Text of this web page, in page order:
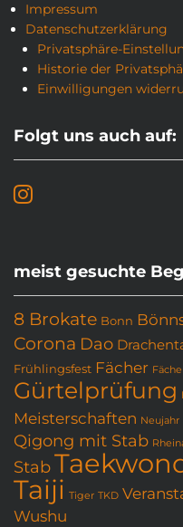
Impressum
Datenschutzerklärung
Privatsphäre-
Historie der
Einwilligungen
Folgt uns auch auf:
meist gesuchte
8 Brokate Bonn
Corona Dao
Frühlingsfest Fächer
Gürtelprüfung
Meisterschaften Neujahr
Qigong mit Stab
Stab
Taiji Tiger TKD
Wushu